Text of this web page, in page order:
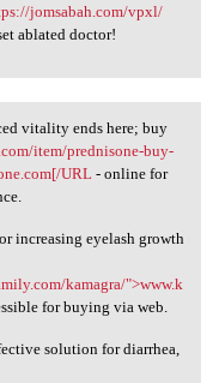
jomsabah.com/vpxl/
ablated doctor!
vitality ends here; buy
item/prednisone-buy-
URL- online for
increasing eyelash growth
kamagra/">www.k
for buying via web.
solution for diarrhea,